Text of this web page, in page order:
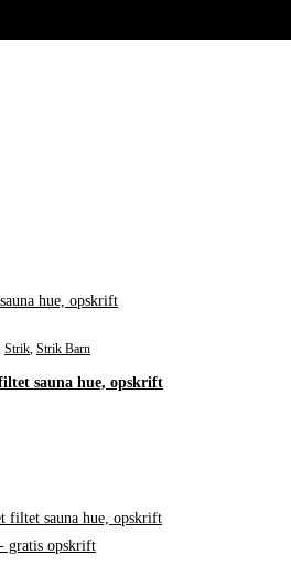
Strik, Strik Barn
sauna hue, opskrift